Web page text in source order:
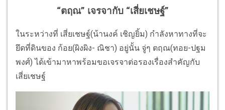
“ตฤณ” เจรจากับ “เสี่ยเชษฐ์”
ในระหว่างที่ เสี่ยเชษฐ์(น้านงค์ เชิญยิ้ม) กำลังหาทางที่จะ
ยึดที่ดินของ ก้อย(ผิงผิง- ณิชา) อยู่นั้น จู่ๆ ตฤณ(ทอย-ปฐม
พงศ์) ได้เข้ามาหาพร้อมขอเจรจาต่อรองเรื่องสำคัญกับ
เสี่ยเชษฐ์